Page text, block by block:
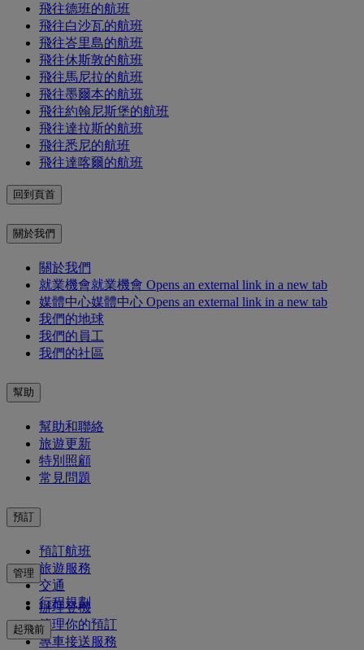
飛往德班的航班
飛往白沙瓦的航班
飛往峇里島的航班
飛往休斯敦的航班
飛往馬尼拉的航班
飛往墨爾本的航班
飛往約翰尼斯堡的航班
飛往達拉斯的航班
飛往悉尼的航班
飛往達喀爾的航班
回到頁首
關於我們
關於我們
就業機會就業機會 Opens an external link in a new tab
媒體中心媒體中心 Opens an external link in a new tab
我們的地球
我們的員工
我們的社區
幫助
幫助和聯絡
旅遊更新
特別照顧
常見問題
預訂
預訂航班
旅遊服務
交通
行程規劃
管理
辦理登機
管理你的預訂
專車接送服務
起飛前